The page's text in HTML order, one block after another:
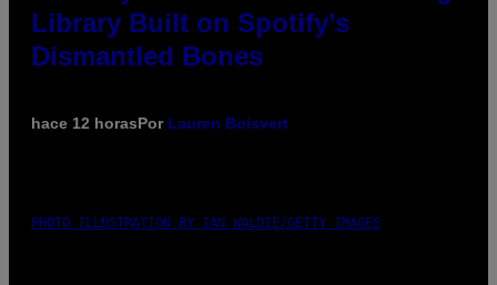
Library Built on Spotify’s
Dismantled Bones
hace 12 horasPor Lauren Boisvert
PHOTO ILLUSTRATION BY IAN WALDIE/GETTY IMAGES